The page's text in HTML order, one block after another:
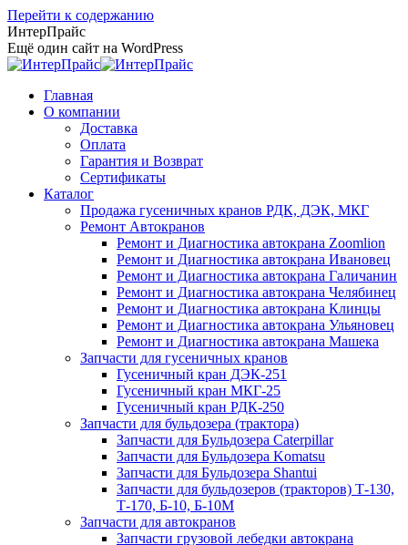
Перейти к содержанию
ИнтерПрайс
Ещё один сайт на WordPress
Главная
О компании
Доставка
Оплата
Гарантия и Возврат
Сертификаты
Каталог
Продажа гусеничных кранов РДК, ДЭК, МКГ
Ремонт Автокранов
Ремонт и Диагностика автокрана Zoomlion
Ремонт и Диагностика автокрана Ивановец
Ремонт и Диагностика автокрана Галичанин
Ремонт и Диагностика автокрана Челябинец
Ремонт и Диагностика автокрана Клинцы
Ремонт и Диагностика автокрана Ульяновец
Ремонт и Диагностика автокрана Машека
Запчасти для гусеничных кранов
Гусеничный кран ДЭК-251
Гусеничный кран МКГ-25
Гусеничный кран РДК-250
Запчасти для бульдозера (трактора)
Запчасти для Бульдозера Caterpillar
Запчасти для Бульдозера Komatsu
Запчасти для Бульдозера Shantui
Запчасти для бульдозеров (тракторов) Т-130,
Т-170, Б-10, Б-10М
Запчасти для автокранов
Запчасти грузовой лебедки автокрана